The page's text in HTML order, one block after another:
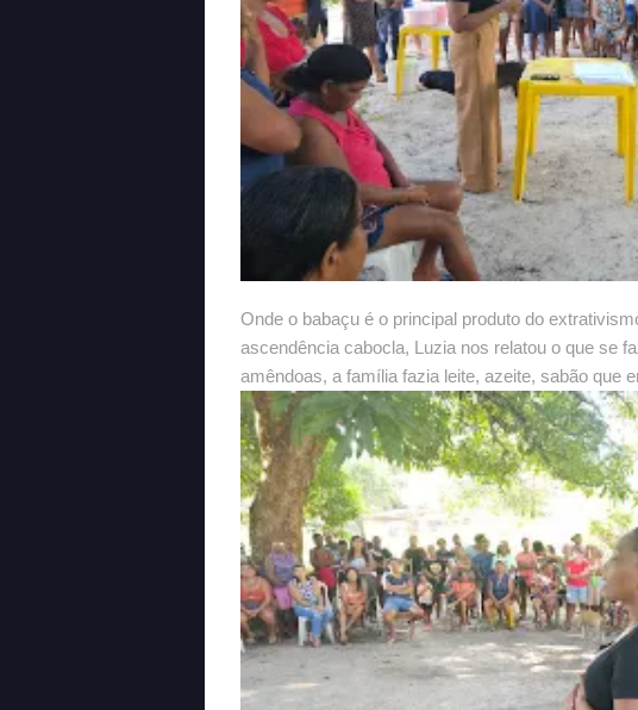
Onde o babaçu é o principal produto do
ascendência cabocla, Luzia nos relatou o que se
amêndoas, a família fazia leite, azeite, sabão que